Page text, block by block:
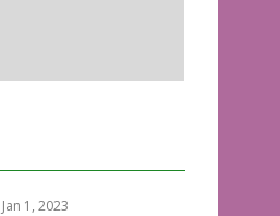
Jan 1, 2023